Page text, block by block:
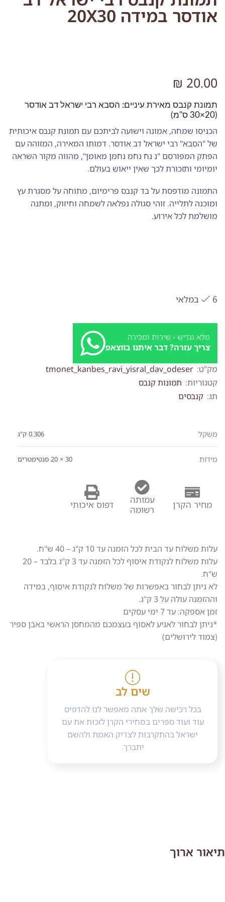
אודסר במידה 20X30
₪ 20.00
(20×30 ס"מ)
יומיומי ותזכורת לכך שאין ייאוש בעולם.
מושלמת לכל אירוע.
6 במלאי
מלא וגדיש - שירות ומכירה
צריך עזרה? דבר איתנו בווצאפ
מק”ט: tmonet_kanbes_ravi_yisral_dav_odeser
קטגוריות: תמונות קנבס
תג: קנבסים
משקל 0.306 ק"ג
מידות 30 × 20 סנטימטרים
מחיר הקרן
עמותה
רשומה
דפוס איכותי
עלות משלוח עד הבית לכל הזמנה עד 10 ק"ג – 40 ש"ח.
עלות משלוח לנקודת איסוף לכל הזמנה עד 3 ק"ג בלבד – 20
ש"ח.
לא ניתן לבחור באפשרות של משלוח לנקודת איסוף, במידה
וההזמנה עולה על 3 ק"ג.
זמן אספקה: עד 7 ימי עסקים
*ניתן לבחור לאגיע לאסוף בעצמכם מהמחסן הראשי באבן ספיר
(צמוד לירושלים)
שים לב
בכל רכישה שלך אתה מאפשר לנו להדפיס
עוד ועוד ספרים במחירי הקרן לזכות את עם
ישראל בהתקרבות לצדיק האמת ולהשם
יתברך.
תיאור ארוך